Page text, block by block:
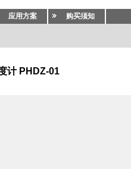
应用方案 购买须知
计 PHDZ-01